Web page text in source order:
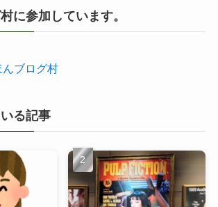
に参加しています。
んブログ村
る記事